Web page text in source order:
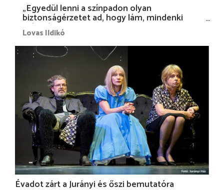
„Egyedül lenni a színpadon olyan
biztonságérzetet ad, hogy lám, mindenki
más nélkül is megvagyok magammal…”
Lovas Ildikó
Évadot zárt a Jurányi és őszi bemutatóra